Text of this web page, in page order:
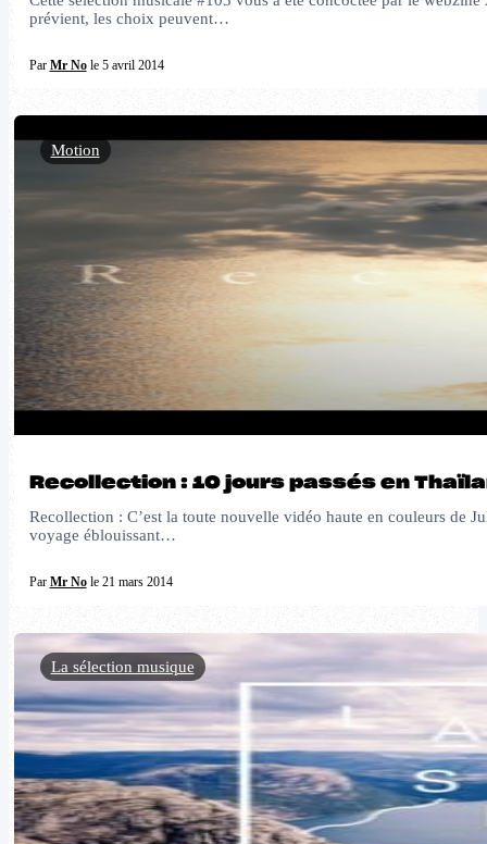
prévient, les choix peuvent…
Par Mr Nole 5 avril 2014
Recollection : 10 jours passés en
Recollection : C’est la toute nouvelle vidéo haute en couleurs de
voyage éblouissant…
Par Mr Nole 21 mars 2014
Motion
La sélection musique